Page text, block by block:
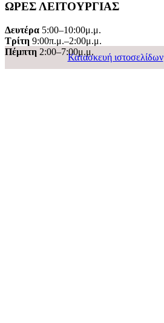
ΩΡΕΣ ΛΕΙΤΟΥΡΓΙΑΣ
Δευτέρα 5:00–10:00μ.μ.
Τρίτη 9:00π.μ.–2:00μ.μ.
Πέμπτη 2:00–7:00μ.μ.
Κατασκευή ιστοσελίδων